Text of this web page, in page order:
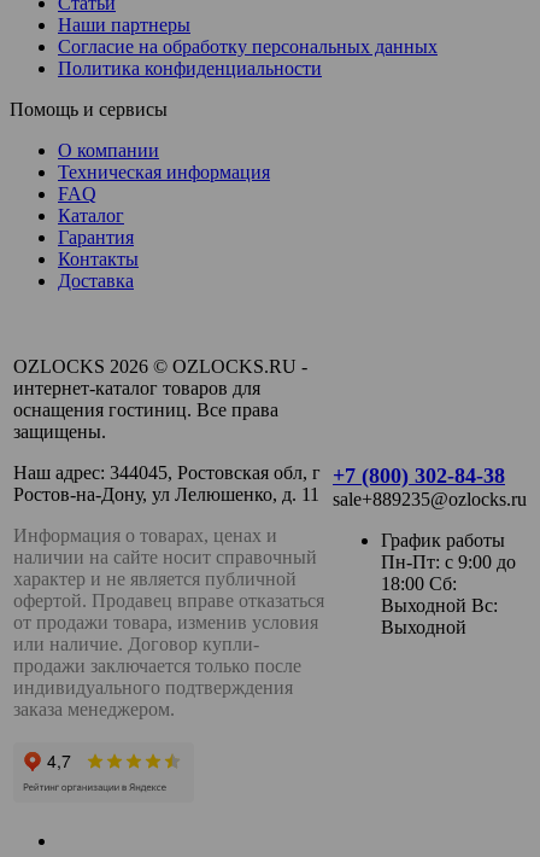
Наши партнеры
Согласие на обработку персональных данных
Политика конфиденциальности
Помощь и сервисы
О компании
Техническая информация
FAQ
Каталог
Гарантия
Контакты
Доставка
OZLOCKS 2026 © OZLOCKS.RU -
интернет-каталог товаров для
оснащения гостиниц. Все права
защищены.
Наш адрес: 344045, Ростовская обл, г
Ростов-на-Дону, ул Лелюшенко, д. 11
Информация о товарах, ценах и
наличии на сайте носит справочный
характер и не является публичной
офертой. Продавец вправе отказаться
от продажи товара, изменив условия
или наличие. Договор купли-
продажи заключается только после
индивидуального подтверждения
заказа менеджером.
+7 (800) 302-84-38
sale+889235@ozlocks.ru
График работы
Пн-Пт: с 9:00 до
18:00 Сб:
Выходной Вс:
Выходной